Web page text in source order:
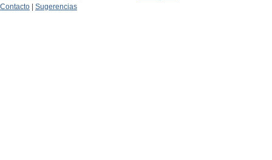
Contacto
Sugerencias